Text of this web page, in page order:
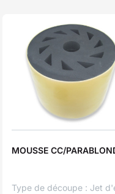
MOUSSE CC/
Type de découpe : Jet